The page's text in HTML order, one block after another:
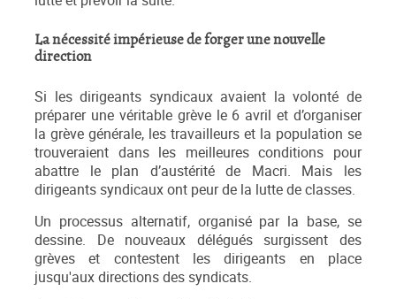
La nécessité impérieuse de forger une nouvelle
direction
Si les dirigeants syndicaux avaient la volonté de
préparer une véritable grève le 6 avril et d’organiser
la grève générale, les travailleurs et la population se
trouveraient dans les meilleures conditions pour
abattre le plan d’austérité de Macri. Mais les
dirigeants syndicaux ont peur de la lutte de classes.
Un processus alternatif, organisé par la base, se
dessine. De nouveaux délégués surgissent des
grèves et contestent les dirigeants en place
jusqu'aux directions des syndicats.